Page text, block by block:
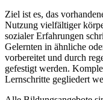
Ziel ist es, das
Nutzung vielfältiger
sozialer Erfahrungen
Gelernten in ähnliche
vorbereitet und durch
gefestigt werden.
Lernschritte gegliedert